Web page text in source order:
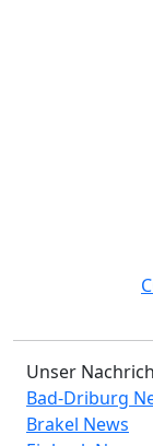
Unser
Bad-Driburg
Brakel News